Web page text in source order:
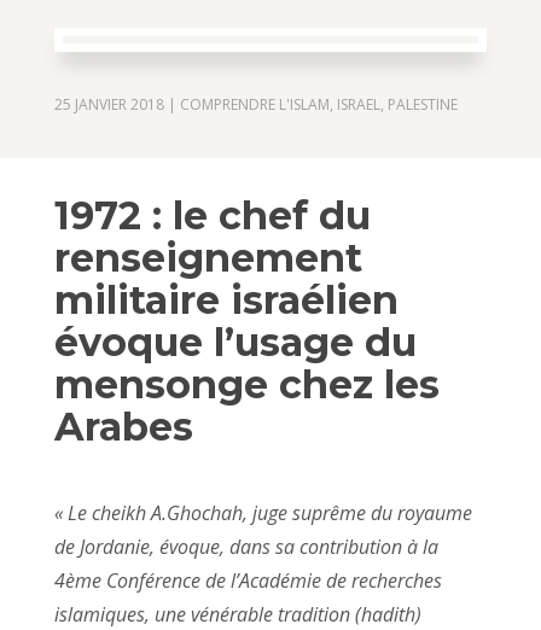
25 JANVIER 2018| COMPRENDRE L'ISLAM, ISRAEL, PALESTINE
1972 : le chef du
renseignement
militaire israélien
évoque l’usage du
mensonge chez les
Arabes
« Le cheikh A.Ghochah, juge suprême du royaume
de Jordanie, évoque, dans sa contribution à la
4ème Conférence de l’Académie de recherches
islamiques, une vénérable tradition (hadith)